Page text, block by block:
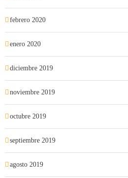
febrero 2020
enero 2020
diciembre 2019
noviembre 2019
octubre 2019
septiembre 2019
agosto 2019